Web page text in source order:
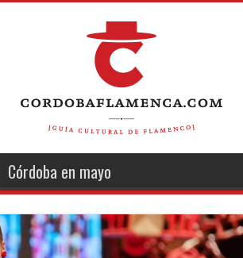
Córdoba en mayo